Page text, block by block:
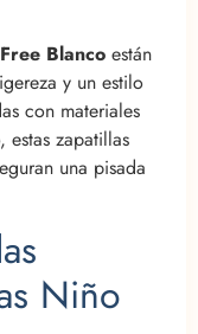
Blanco están
y un estilo
con materiales
estas zapatillas
una pisada
Niño